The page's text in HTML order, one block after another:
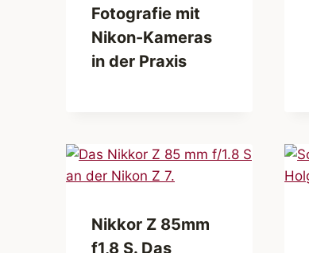
Fotografie mit
Nikon-Kameras
in der Praxis
Nikkor Z 85mm
f1,8 S. Das